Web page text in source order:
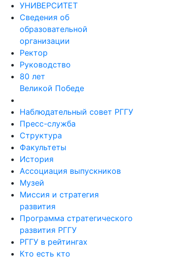
УНИВЕРСИТЕТ
Сведения об
образовательной
организации
Ректор
Руководство
80 лет
Великой Победе
Наблюдательный совет РГГУ
Пресс-служба
Структура
Факультеты
История
Ассоциация выпускников
Музей
Миссия и стратегия
развития
Программа стратегического
развития РГГУ
РГГУ в рейтингах
Кто есть кто